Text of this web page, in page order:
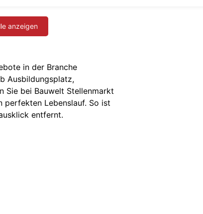
anzeigen
in der Branche
Ausbildungsplatz,
Sie bei Bauwelt Stellenmarkt
perfekten Lebenslauf. So ist
entfernt.